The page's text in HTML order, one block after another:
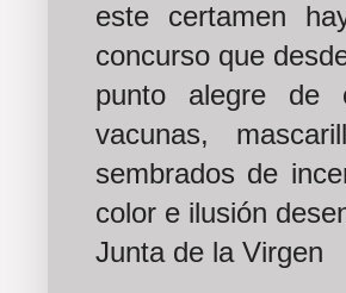
este certamen
concurso que
punto alegre de
vacunas,
sembrados de
color e ilusión
Junta de la Virgen